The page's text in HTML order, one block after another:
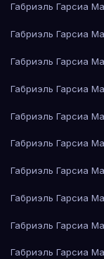
Габриэль Гарсиа
Габриэль Гарсиа
Габриэль Гарсиа
Габриэль Гарсиа
Габриэль Гарсиа
Габриэль Гарсиа
Габриэль Гарсиа
Габриэль Гарсиа
Габриэль Гарсиа
Габриэль Гарсиа